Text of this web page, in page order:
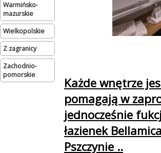
warmińsko-
mazurskie
wielkopolskie
Z zagranicy
zachodnio-
pomorskie
Każde wnętrze
pomagają w
jednocześnie
łazienek
Pszczynie ..